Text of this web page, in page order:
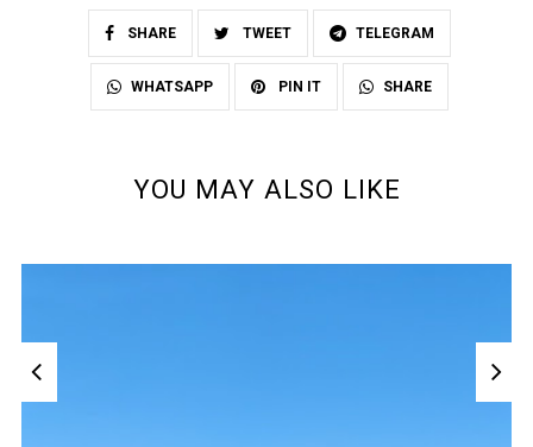
SHARE TWEET TELEGRAM
WHATSAPP PIN IT SHARE
YOU MAY ALSO LIKE